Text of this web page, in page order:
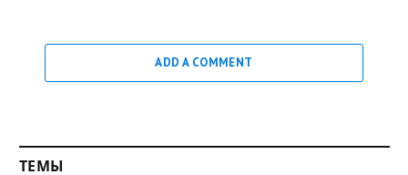
ADD A COMMENT
ТЕМЫ